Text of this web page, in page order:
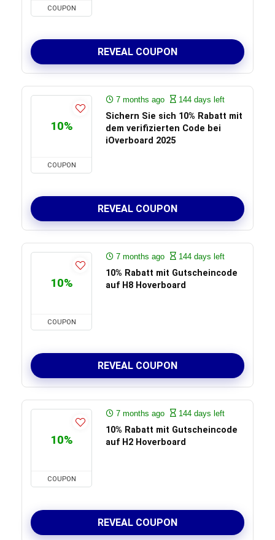
COUPON
REVEAL COUPON
10%
COUPON
7 months ago 144 days left
Sichern Sie sich 10% Rabatt mit
dem verifizierten Code bei
iOverboard 2025
REVEAL COUPON
10%
COUPON
7 months ago 144 days left
10% Rabatt mit Gutscheincode
auf H8 Hoverboard
REVEAL COUPON
10%
COUPON
7 months ago 144 days left
10% Rabatt mit Gutscheincode
auf H2 Hoverboard
REVEAL COUPON